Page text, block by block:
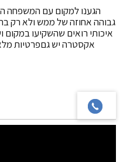
הגענו למקום עם המשפחה
גבוהה אחוזה של ממש ולא רק
איכותי רואים שהשקיעו במקום
אקסטרה יש גםפרטיות